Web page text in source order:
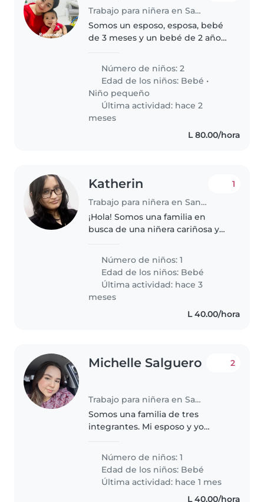
Trabajo para niñera en San Pedro Sula
Somos un esposo, esposa, bebé
de 3 meses y un bebé de 2 años
Número de niños: 2
Edad de los niños: Bebé •
Niño pequeño
Última actividad: hace 2
meses
L 80.00/hora
Katherin
Trabajo para niñera en San Pedro Sula
1
¡Hola! Somos una familia en
busca de una niñera cariñosa y
amigable, curioso y juguetón, y
necesita alguien que pueda
cuidarlo..
Número de niños: 1
Edad de los niños: Bebé
Última actividad: hace 3
meses
L 40.00/hora
Michelle Salguero
Trabajo para niñera en San Pedro Sula
2
Somos una familia de tres
integrantes. Mi esposo y yo
nuestra hija. Somos una familia
tranquila, amorosa y muy unida.
Estamos buscando una niñera
Número de niños: 1
Edad de los niños: Bebé
Última actividad: hace 1 mes
L 40.00/hora